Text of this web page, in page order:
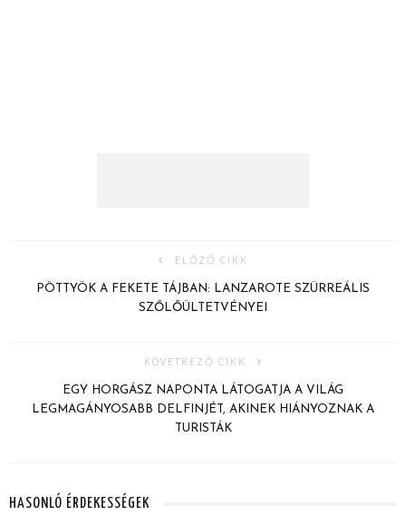
ELŐZŐ CIKK
PÖTTYÖK A FEKETE TÁJBAN: LANZAROTE SZÜRREÁLIS
SZŐLŐÜLTETVÉNYEI
KÖVETKEZŐ CIKK
EGY HORGÁSZ NAPONTA LÁTOGATJA A VILÁG
LEGMAGÁNYOSABB DELFINJÉT, AKINEK HIÁNYOZNAK A
TURISTÁK
HASONLÓ ÉRDEKESSÉGEK